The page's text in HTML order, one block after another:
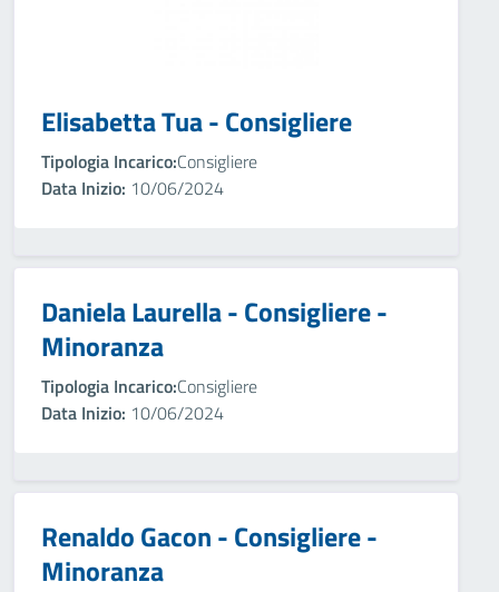
Elisabetta Tua - Consigliere
Tipologia Incarico:Consigliere
Data Inizio: 10/06/2024
Daniela Laurella - Consigliere -
Minoranza
Tipologia Incarico:Consigliere
Data Inizio: 10/06/2024
Renaldo Gacon - Consigliere -
Minoranza